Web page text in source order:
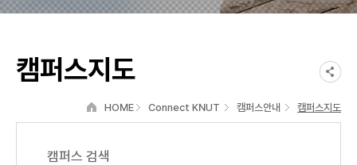
캠퍼스지도
HOME Connect KNUT 캠퍼스안내 캠퍼스지도
캠퍼스 검색